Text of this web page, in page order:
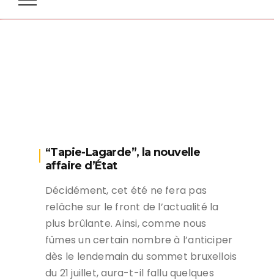
“Tapie-Lagarde”, la nouvelle
affaire d’État
Décidément, cet été ne fera pas
relâche sur le front de l’actualité la
plus brûlante. Ainsi, comme nous
fûmes un certain nombre à l’anticiper
dès le lendemain du sommet bruxellois
du 21 juillet, aura-t-il fallu quelques